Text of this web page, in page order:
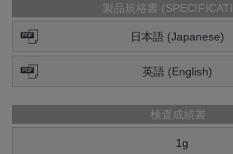
製品規格書
日本語 (Japanese)
英語 (English)
検査成績書
1g